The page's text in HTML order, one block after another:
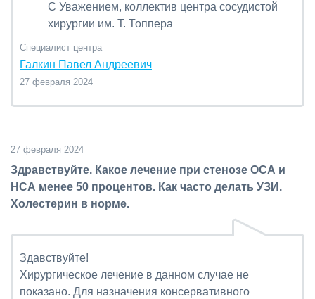
С Уважением, коллектив центра сосудистой
хирургии им. Т. Топпера
Специалист центра
Галкин Павел Андреевич
27 февраля 2024
27 февраля 2024
Здравствуйте. Какое лечение при стенозе ОСА и
НСА менее 50 процентов. Как часто делать УЗИ.
Холестерин в норме.
Здавствуйте!
Хирургическое лечение в данном случае не
показано. Для назначения консервативного